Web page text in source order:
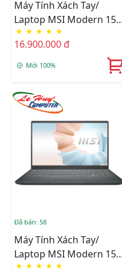
Máy Tính Xách Tay/
Laptop MSI Modern 15
A11MU-1023VN (i5-
1155G7/8GB/512GB/15.6"
FHD/Win)
★ ★ ★ ★ ★
16.900.000 đ
Mới 100%
Đã bán: 58
Máy Tính Xách Tay/
Laptop MSI Modern 15
(A5M-238VN) (R5
★ ★ ★ ★ ★